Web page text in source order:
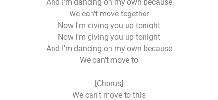
And I'm dancing on my own because
We can't move together
Now I'm giving you up tonight
Now I'm giving you up tonight
And I'm dancing on my own because
We can't move to
[Chorus]
We can't move to this